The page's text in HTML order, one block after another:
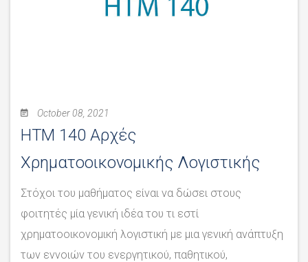
October 08, 2021
ΗΤΜ 140 Αρχές
Χρηματοοικονομικής Λογιστικής
Στόχοι του μαθήματος είναι να δώσει στους
φοιτητές μία γενική ιδέα του τι εστί
χρηματοοικονομική λογιστική με μια γενική ανάπτυξη
των εννοιών του ενεργητικού, παθητικού,